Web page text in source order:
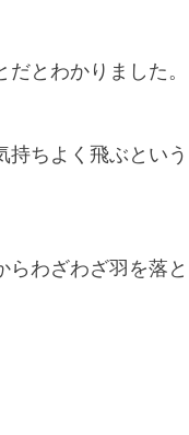
とわかりました。
ちよく飛ぶという
わざわざ羽を落と